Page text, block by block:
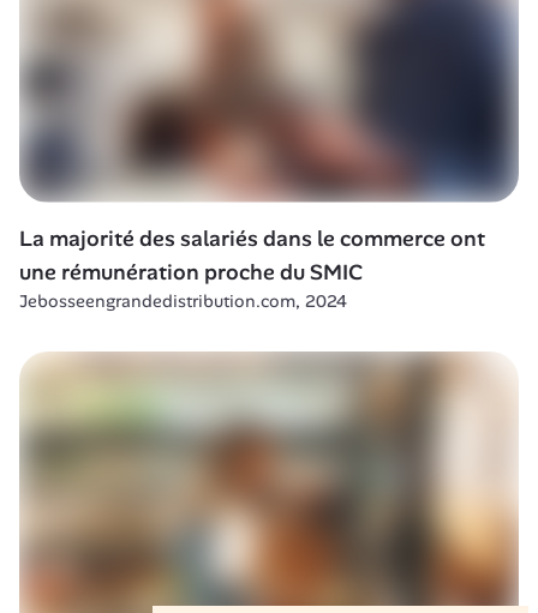
La majorité des salariés dans le commerce ont
une rémunération proche du SMIC
Jebosseengrandedistribution.com, 2024